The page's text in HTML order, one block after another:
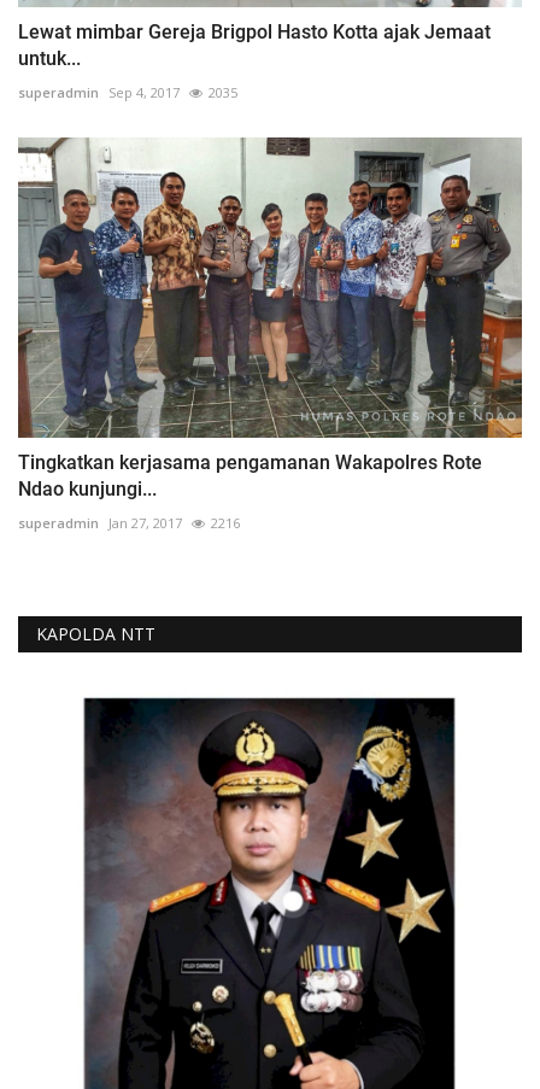
Lewat mimbar Gereja Brigpol Hasto Kotta ajak Jemaat
untuk...
superadmin Sep 4, 2017 2035
Tingkatkan kerjasama pengamanan Wakapolres Rote
Ndao kunjungi...
superadmin Jan 27, 2017 2216
KAPOLDA NTT